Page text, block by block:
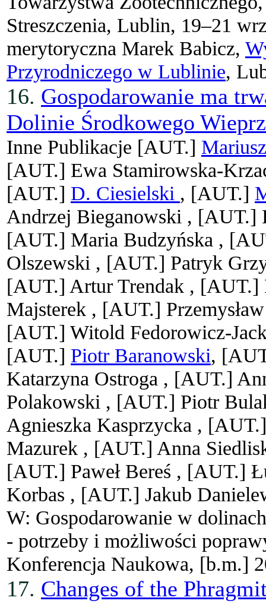
Streszczenia, Lublin, 19–21
merytoryczna Marek Babicz,
Przyrodniczego w Lublinie,
16. Gospodarowanie ma
Dolinie Środkowego
Inne Publikacje [AUT.]
[AUT.] Ewa Stamirowska-
[AUT.] D. Ciesielski , [AUT.]
Andrzej Bieganowski , [AUT.]
[AUT.] Maria Budzyńska ,
Olszewski , [AUT.] Patryk
[AUT.] Artur Trendak , [AUT.]
Majsterek , [AUT.]
[AUT.] Witold Fedorowicz-
[AUT.] Piotr Baranowski,
Katarzyna Ostroga , [AUT.]
Polakowski , [AUT.] Piotr
Agnieszka Kasprzycka ,
Mazurek , [AUT.] Anna
[AUT.] Paweł Bereś , [AUT.]
Korbas , [AUT.] Jakub
W: Gospodarowanie w
- potrzeby i możliwości
Konferencja Naukowa, [b.m.]
17. Changes of the